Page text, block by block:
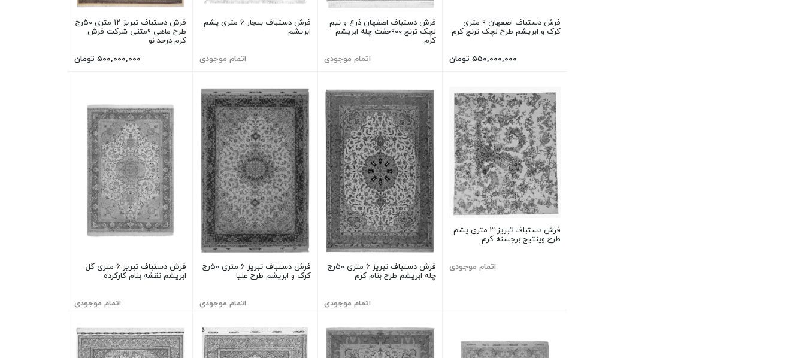
فرش دستباف اصفهان ۹ متری
کرک و ابریشم طرح لچک ترنج کرم
۵۵۰,۰۰۰,۰۰۰ تومان
فرش دستباف اصفهان ذرع و نیم
لچک ترنج ۹۰۰خفت چله ابریشم
کرم
اتمام موجودی
فرش دستباف بیجار ۶ متری پشم
ابریشم
اتمام موجودی
فرش دستباف تبریز ۱۲ متری ۵۰رج
طرح ماهی ۹متنی شرکت فرش
کرم درحد نو
۵۰۰,۰۰۰,۰۰۰ تومان
فرش دستباف تبریز ۳ متری پشم
طرح وینتیج برجسته کرم
اتمام موجودی
فرش دستباف تبریز ۶ متری ۵۰رج
چله ابریشم طرح بنام کرم
اتمام موجودی
فرش دستباف تبریز ۶ متری ۵۰رج
کرک و ابریشم طرح علیا
اتمام موجودی
فرش دستباف تبریز ۶ متری گل
ابریشم نقشه بنام کارکرده
اتمام موجودی